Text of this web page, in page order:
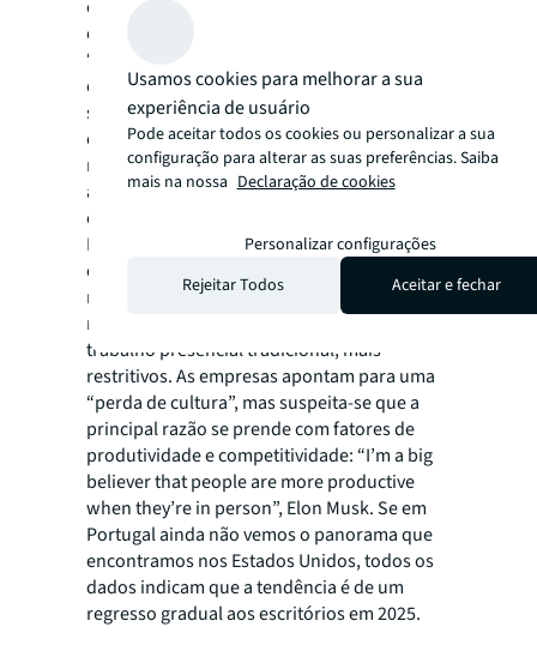
empresas aproveitassem para transformar
os seus escritórios, segundo o princípio
“flight to quality”. Os escritórios foram (e
estão a ser) repensados para serem mais
sustentáveis, eficientes, digitalizados e
experienciais, mas sobretudo são espaços de
maior qualidade com novas tipologias mais
abertas e informais e com foco na promoção
e aceleração da colaboração.
Embora os modelos de trabalho híbridos
estejam longe de deixar de ser o “novo
normal”, estão globalmente a evoluir para
modelos que se assemelham mais ao
trabalho presencial tradicional, mais
restritivos. As empresas apontam para uma
“perda de cultura”, mas suspeita-se que a
principal razão se prende com fatores de
produtividade e competitividade: “I’m a big
believer that people are more productive
when they’re in person”, Elon Musk. Se em
Portugal ainda não vemos o panorama que
encontramos nos Estados Unidos, todos os
dados indicam que a tendência é de um
regresso gradual aos escritórios em 2025.
Usamos cookies para melhorar a sua
experiência de usuário
Pode aceitar todos os cookies ou personalizar a sua
configuração para alterar as suas preferências. Saiba
mais na nossa Declaração de cookies
Personalizar configurações
Rejeitar Todos
Aceitar e fechar